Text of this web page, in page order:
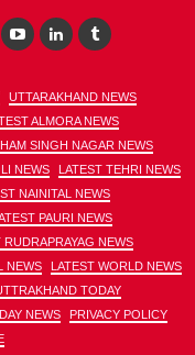
UTTARAKHAND NEWS
ALMORA NEWS
SINGH NAGAR NEWS
NEWS
LATEST TEHRI NEWS
NAINITAL NEWS
PAURI NEWS
RUDRAPRAYAG NEWS
NEWS
LATEST WORLD NEWS
TODAY
NEWS
PRIVACY POLICY